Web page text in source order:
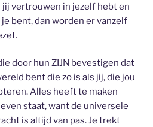
vertrouwen in jezelf hebt en
bent, dan worden er vanzelf
door hun ZIJN bevestigen dat
bent die zo is als jij, die jou
Alles heeft te maken
staat, want de universele
is altijd van pas. Je trekt